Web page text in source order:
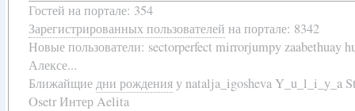
Гостей на портале: 354
Зарегистрированных пользователей на портале: 8342
Новые пользователи: sectorperfect mirrorjumpy zaabethuay
Алексе...
Ближайщиедни рожденияу natalja_igosheva Y_u_l_i_y_a
Osetr Интер Aelita